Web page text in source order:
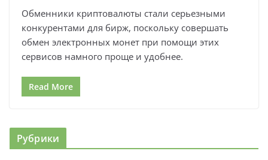
Обменники криптовалюты стали серьезными
конкурентами для бирж, поскольку совершать
обмен электронных монет при помощи этих
сервисов намного проще и удобнее.
Read More
Рубрики